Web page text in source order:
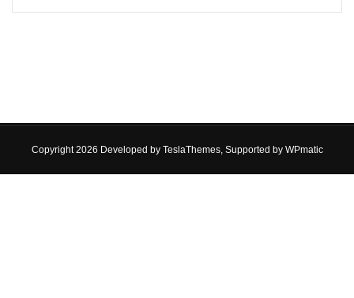
Copyright 2026 Developed by TeslaThemes, Supported by WPmatic